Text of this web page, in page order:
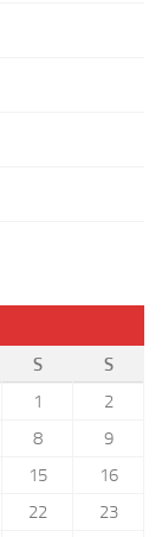
S
S
1
2
8
9
15
16
22
23